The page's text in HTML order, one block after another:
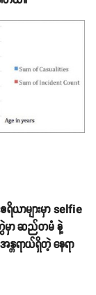
ယာများမှာ selfie
မှာ ဆည်တမံ နဲ့
တရာယ်ရှိတဲ့ နေရာ